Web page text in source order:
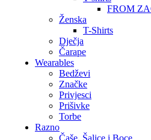
FROM
Ženska
T-Shirts
Dječja
Čarape
Wearables
Bedževi
Značke
Privjesci
Prišivke
Torbe
Razno
Čaše, Šalice i Boce